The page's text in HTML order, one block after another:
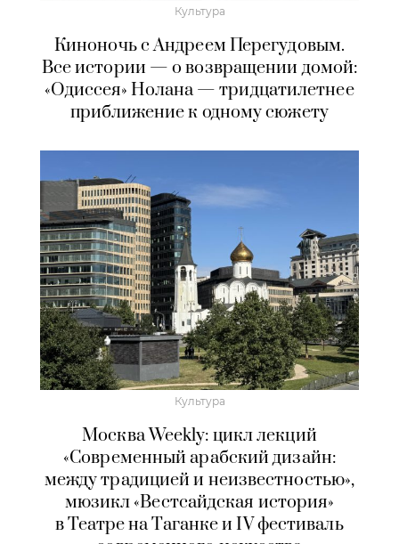
Культура
Киноночь с Андреем Перегудовым.
Все истории — о возвращении домой:
«Одиссея» Нолана — тридцатилетнее
приближение к одному сюжету
Культура
Москва Weekly: цикл лекций
«Современный арабский дизайн:
между традицией и неизвестностью»,
мюзикл «Вестсайдская история»
в Театре на Таганке и IV фестиваль